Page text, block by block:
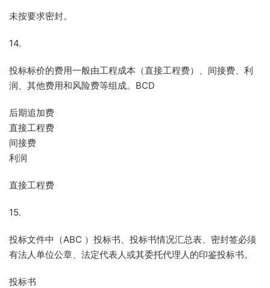
未按要求密封。
14.
投标标价的费用一般由工程成本（直接工程费）、间接费、利
润、其他费用和风险费等组成。BCD
后期追加费
直接工程费
间接费
利润
直接工程费
15.
投标文件中（ABC ）投标书、投标书情况汇总表、密封签必须
有法人单位公章、法定代表人或其委托代理人的印鉴投标书。
投标书